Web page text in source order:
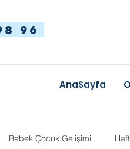
96
AnaSayfa
Bebek Çocuk Gelişimi